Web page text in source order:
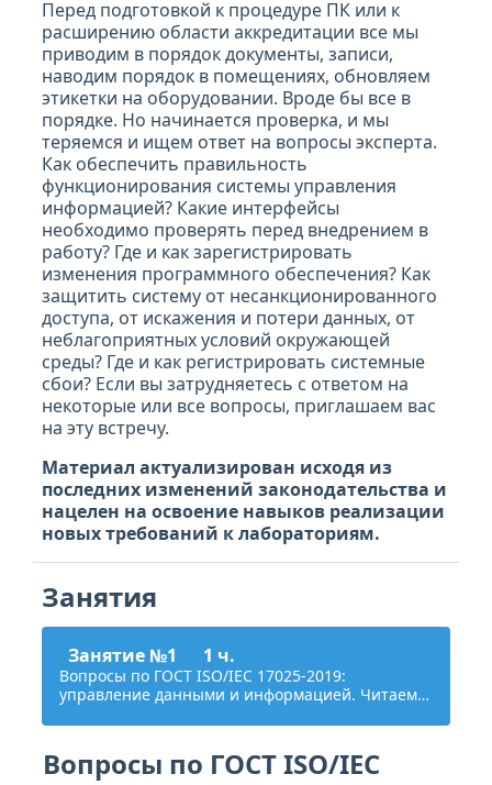
Перед подготовкой к процедуре ПК или к
расширению области аккредитации все мы
приводим в порядок документы, записи,
наводим порядок в помещениях, обновляем
этикетки на оборудовании. Вроде бы все в
порядке. Но начинается проверка, и мы
теряемся и ищем ответ на вопросы эксперта.
Как обеспечить правильность
функционирования системы управления
информацией? Какие интерфейсы
необходимо проверять перед внедрением в
работу? Где и как зарегистрировать
изменения программного обеспечения? Как
защитить систему от несанкционированного
доступа, от искажения и потери данных, от
неблагоприятных условий окружающей
среды? Где и как регистрировать системные
сбои? Если вы затрудняетесь с ответом на
некоторые или все вопросы, приглашаем вас
на эту встречу.
Материал актуализирован исходя из
последних изменений законодательства и
нацелен на освоение навыков реализации
новых требований к лабораториям.
Занятия
Занятие №1 1 ч.
Вопросы по ГОСТ ISO/IEC 17025-2019:
управление данными и информацией. Читаем
Вопросы по ГОСТ ISO/IEC